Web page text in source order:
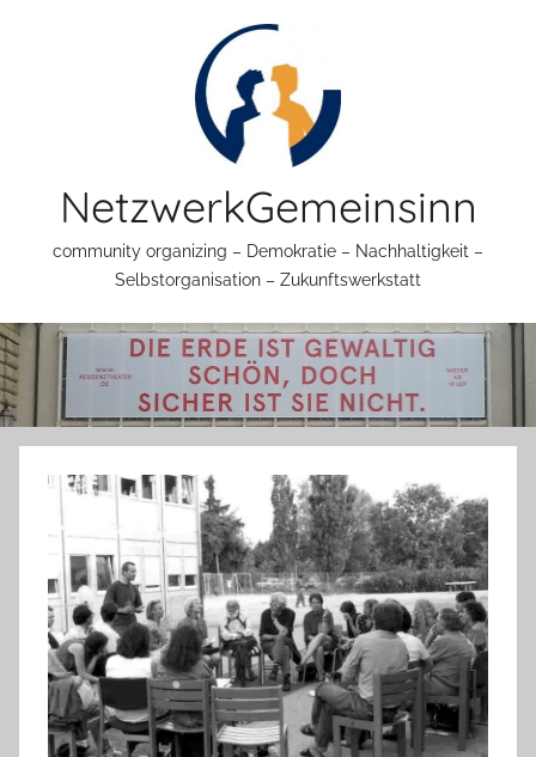
NetzwerkGemeinsinn
community organizing – Demokratie – Nachhaltigkeit –
Selbstorganisation – Zukunftswerkstatt